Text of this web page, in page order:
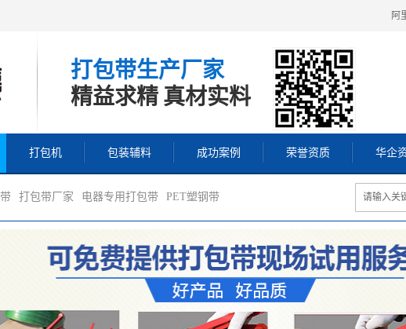
阿
打包带生产厂家
精益求精 真材实料
打包机 包装辅料 成功案例 荣誉资质 华企
打包带厂家 电器专用打包带 PET塑钢带